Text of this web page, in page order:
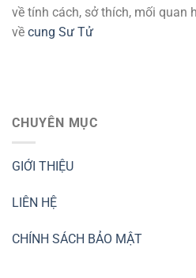
về tính cách, sở thích, mối quan
về cung Sư Tử
CHUYÊN MỤC
GIỚI THIỆU
LIÊN HỆ
CHÍNH SÁCH BẢO MẬT